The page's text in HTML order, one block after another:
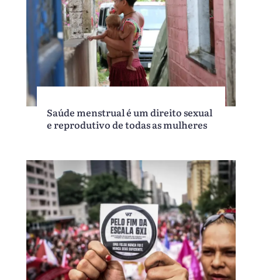
Saúde menstrual é um direito sexual
e reprodutivo de todas as mulheres